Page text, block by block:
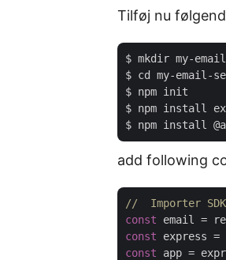
Tilføj nu
$ mkdir my-
$ cd my-email-
$ npm init
$ npm install
add following
//  Importer
const email =
const express
const